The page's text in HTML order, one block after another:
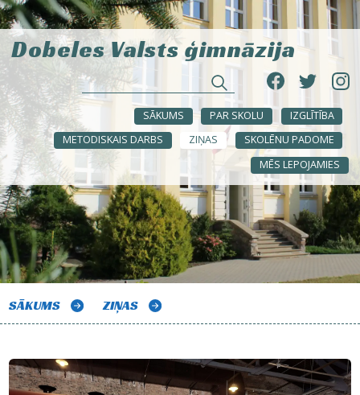
Dobeles Valsts ģimnāzija
SĀKUMS PAR SKOLU
IZGLĪTĪBA
METODISKAIS DARBS
ZIŅAS
SKOLĒNU PADOME
MĒS LEPOJAMIES
SĀKUMS ZIŅAS